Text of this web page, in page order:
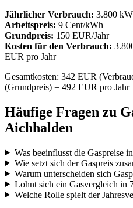
Jährlicher Verbrauch: 3.800
Arbeitspreis: 9 Cent/kWh
Grundpreis: 150 EUR/Jahr
Kosten für den Verbrauch:
EUR pro Jahr
Gesamtkosten: 342 EUR
(Grundpreis) = 492 EUR pro Jahr
Häufige Fragen zu
Aichhalden
Was beeinflusst die Gaspreise
Wie setzt sich der Gaspreis
Warum unterscheiden sich
Lohnt sich ein Gasvergleich in
Welche Rolle spielt der